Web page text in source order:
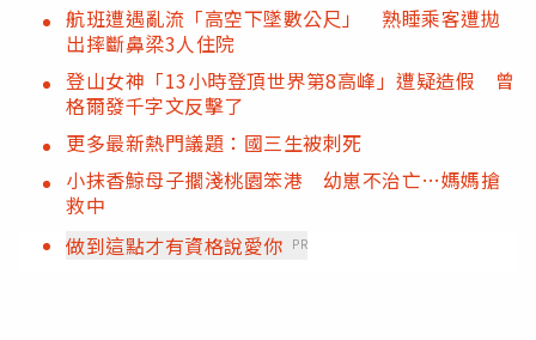
航班遭遇亂流「高空下墜數公尺」 熟睡乘客遭拋
出摔斷鼻梁3人住院
登山女神「13小時登頂世界第8高峰」遭疑造假 曾
格爾發千字文反擊了
更多最新熱門議題：國三生被刺死
小抹香鯨母子擱淺桃園笨港 幼崽不治亡…媽媽搶
救中
做到這點才有資格說愛你 PR